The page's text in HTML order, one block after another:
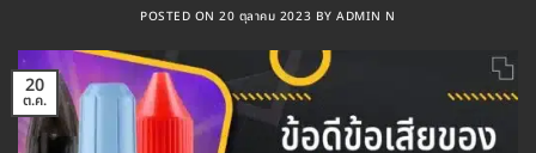
POSTED ON20 ตุลาคม 2023 BYADMIN N
20
ต.ค.